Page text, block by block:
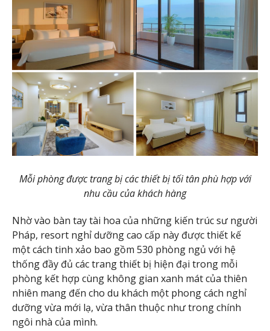
Mỗi phòng được trang bị các thiết bị tối tân phù hợp với
nhu cầu của khách hàng
Nhờ vào bàn tay tài hoa của những kiến trúc sư người
Pháp, resort nghỉ dưỡng cao cấp này được thiết kế
một cách tinh xảo bao gồm 530 phòng ngủ với hệ
thống đầy đủ các trang thiết bị hiện đại trong mỗi
phòng kết hợp cùng không gian xanh mát của thiên
nhiên mang đến cho du khách một phong cách nghỉ
dưỡng vừa mới lạ, vừa thân thuộc như trong chính
ngôi nhà của mình.